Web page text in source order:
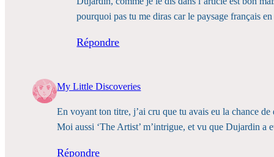
pourquoi pas tu me diras car le paysage français
Répondre
My Little Discoveries
En voyant ton titre, j’ai cru que tu avais eu la chance
Moi aussi ‘The Artist’ m’intrigue, et vu que Dujardin a
Répondre